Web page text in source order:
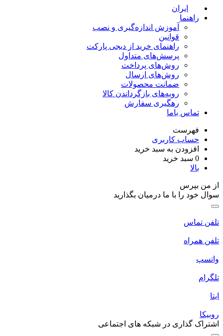
ایران
راهنما
آموزش اندازه‌گیری و نصب
قوانین
راهنمای خرید از دیجی پارکت
پرسش‌های متداول
روش‌های پرداخت
روش‌های ارسال
ضمانت محصولات
رویه‌های بازگرداندن کالا
رهگیری سفارش
تماس باما
فهرست
حساب کاربری
افزودن به سبد خرید
سبد خرید
بالا
من بپرس
خود را با ما درمیان بگذارید
تماس
همراه
گذاری در شبکه های اجتماعی